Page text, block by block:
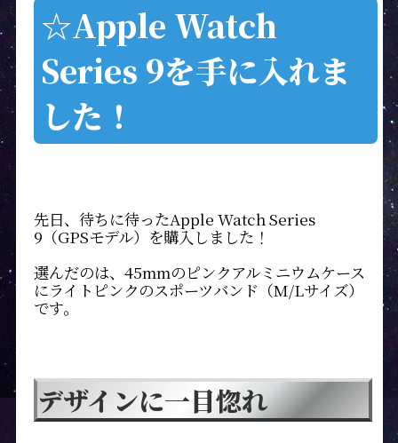
☆Apple Watch
Series 9を手に入れま
した！
先日、待ちに待ったApple Watch Series
9（GPSモデル）を購入しました！
選んだのは、45mmのピンクアルミニウムケース
にライトピンクのスポーツバンド（M/Lサイズ）
です。
デザインに一目惚れ